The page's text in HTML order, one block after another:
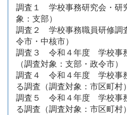
調査１ 学校事務研究会・研
象：支部）
調査２ 学校事務職員研修調
令市・中核市）
調査３ 令和４年度 学校事
（調査対象：支部・政令市）
調査４ 令和４年度 学校事
る調査（調査対象：市区町村）
調査５ 令和４年度 学校事
る調査（調査対象：市区町村）